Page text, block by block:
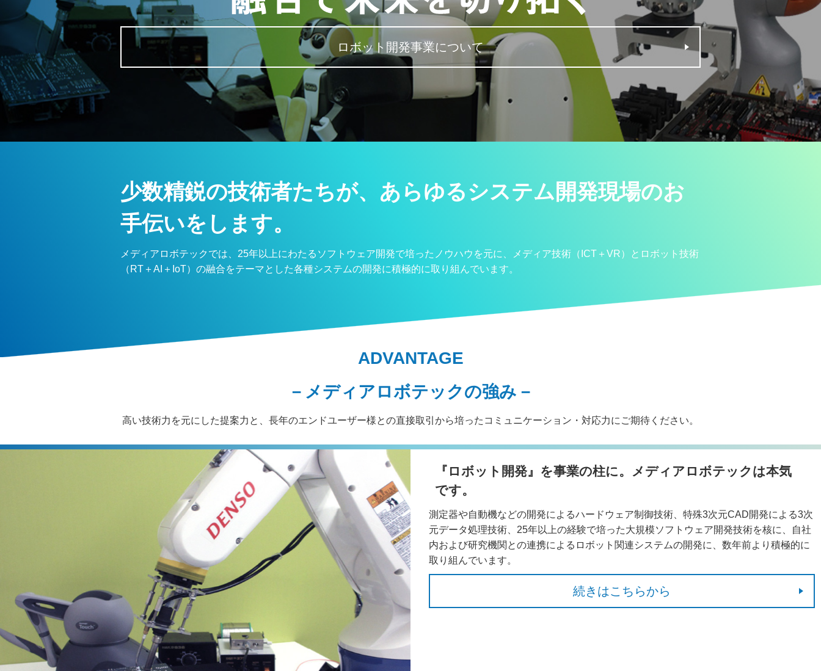
ロボット開発事業について
少数精鋭の技術者たちが、あらゆるシステム開発現場のお
手伝いをします。
メディアロボテックでは、25年以上にわたるソフトウェア開発で培ったノウハウを元に、メディア技術（ICT＋VR）とロボット技術
（RT＋AI＋IoT）の融合をテーマとした各種システムの開発に積極的に取り組んでいます。
ADVANTAGE
－メディアロボテックの強み－
高い技術力を元にした提案力と、長年のエンドユーザー様との直接取引から培ったコミュニケーション・対応力にご期待ください。
『ロボット開発』を事業の柱に。メディアロボテックは本気
です。
測定器や自動機などの開発によるハードウェア制御技術、特殊3次元CAD開発による3次
元データ処理技術、25年以上の経験で培った大規模ソフトウェア開発技術を核に、自社
内および研究機関との連携によるロボット関連システムの開発に、数年前より積極的に
取り組んでいます。
続きはこちらから